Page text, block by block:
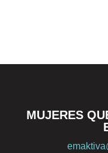
MUJERES